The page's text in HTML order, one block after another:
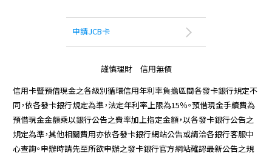
申請JCB卡
謹慎理財 信用無價
信用卡暨預借現金之各級別循環信用年利率負擔區間各發卡銀行規定不
同，依各發卡銀行規定為準，法定年利率上限為15％。預借現金手續費為
預借現金金額乘以銀行公告之費率加上指定金額，以各發卡銀行公告之
規定為準，其他相關費用亦依各發卡銀行網站公告或請洽各銀行客服中
心查詢。申辦時請先至所欲申辦之發卡銀行官方網站確認最新公告之規